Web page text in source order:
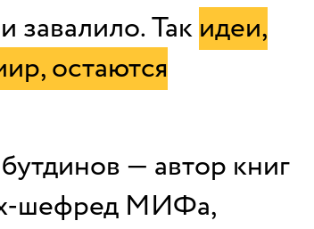
завалило. Такидеи,
остаются
— автор книг
шефред МИФа,